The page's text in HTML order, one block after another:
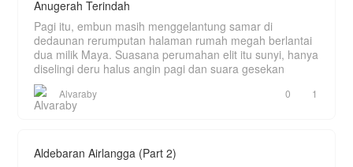
Anugerah Terindah
Pagi itu, embun masih menggelantung samar di
dedaunan rerumputan halaman rumah megah berlantai
dua milik Maya. Suasana perumahan elit itu sunyi, hanya
diselingi deru halus angin pagi dan suara gesekan
Alvaraby 0 1
Aldebaran Airlangga (Part 2)